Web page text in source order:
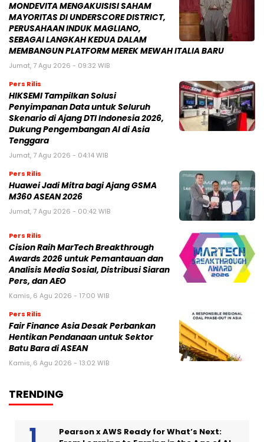
MONDEVITA MENGAKUISISI SAHAM
MAYORITAS DI UNDERSCORE DISTRICT,
PERUSAHAAN INDUK MAGLIANO,
SEBAGAI LANGKAH KEDUA DALAM
MEMBANGUN PLATFORM MEREK MEWAH ITALIA BARU
Jumat, 7 Agu 2026 - 09:32 WIB
Pers Rilis
HIKSEMI Tampilkan Solusi
Penyimpanan Data untuk Seluruh
Skenario di Ajang DTI Indonesia 2026,
Dukung Pengembangan AI di Asia
Tenggara
Jumat, 7 Agu 2026 - 04:14 WIB
Pers Rilis
Huawei Jadi Mitra bagi Ajang GSMA
M360 ASEAN 2026
Jumat, 7 Agu 2026 - 00:42 WIB
Pers Rilis
Cision Raih MarTech Breakthrough
Awards 2026 untuk Pemantauan dan
Analisis Media Sosial, Distribusi Siaran
Pers, dan AEO
Kamis, 6 Agu 2026 - 17:00 WIB
Pers Rilis
Fair Finance Asia Desak Perbankan
Hentikan Pendanaan untuk Sektor
Batu Bara di ASEAN
Kamis, 6 Agu 2026 - 13:02 WIB
TRENDING
Pearson x AWS Ready for What’s Next: